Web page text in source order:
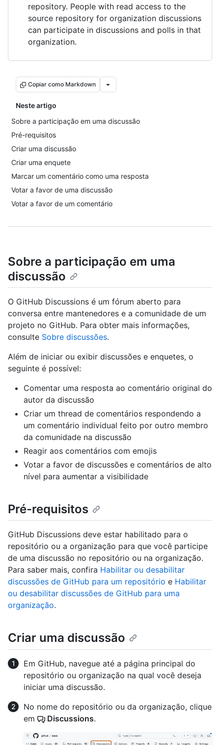
repository. People with read access to the
source repository for organization discussions
can participate in discussions and polls in that
organization.
Copiar como Markdown
Neste artigo
Sobre a participação em uma discussão
Pré-requisitos
Criar uma discussão
Criar uma enquete
Marcar um comentário como uma resposta
Votar a favor de uma discussão
Votar a favor de um comentário
Sobre a participação em uma
discussão
O GitHub Discussions é um fórum aberto para
conversa entre mantenedores e a comunidade de um
projeto no GitHub. Para obter mais informações,
consulte Sobre discussões.
Além de iniciar ou exibir discussões e enquetes, o
seguinte é possível:
Comentar uma resposta ao comentário original do
autor da discussão
Criar um thread de comentários respondendo a
um comentário individual feito por outro membro
da comunidade na discussão
Reagir aos comentários com emojis
Votar a favor de discussões e comentários de alto
nível para aumentar a visibilidade
Pré-requisitos
GitHub Discussions deve estar habilitado para o
repositório ou a organização para que você participe
de uma discussão no repositório ou na organização.
Para saber mais, confira Habilitar ou desabilitar
discussões de GitHub para um repositório e Habilitar
ou desabilitar discussões de GitHub para uma
organização.
Criar uma discussão
Em GitHub, navegue até a página principal do
repositório ou organização na qual você deseja
iniciar uma discussão.
No nome do repositório ou da organização, clique
em
Discussions.